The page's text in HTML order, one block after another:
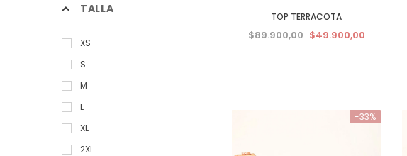
T-shirt
TALLA
XS
S
M
L
XL
2XL
TOP TERRACOTA
$89.900,00 $49.900,00
-33%